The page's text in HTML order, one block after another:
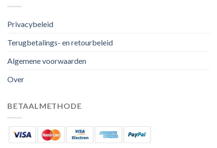
Privacybeleid
Terugbetalings- en retourbeleid
Algemene voorwaarden
Over
BETAALMETHODE